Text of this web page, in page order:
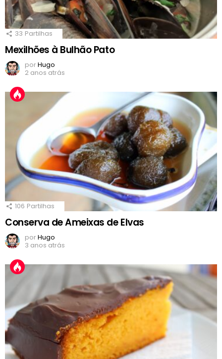
33 Partilhas
Mexilhões à Bulhão Pato
porHugo
2 anos atrás
106 Partilhas
Conserva de Ameixas de Elvas
porHugo
3 anos atrás